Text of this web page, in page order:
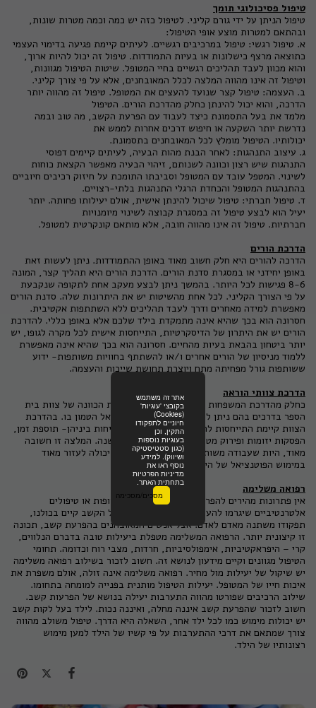
מסכים/מסכימה
אתר זה משתמש
בקובצי 'עוגיות'
(Cookies)
חיוניים לתפקודו
התקין, וכן
בעוגיות נוספות
(כגון סטטיסטיקה
ושיווק). למידע
נוסף ראו את
מדיניות הפרטיות
בתחתית האתר.
טיפול פסיכולוגי תומך
טיפול הניתן על ידי גורם קליני. לטיפול כזה יש כמה וכמה מטרות שונות,
ובהתאם למטרות מוצע אופי הטיפול:
א. טיפול רגשי: טיפול במרכיבים רגשיים. לעיתים קיימת פגיעה בדימוי העצמי
כתוצאה מרצף כישלונות או בעיות התמודדות. טיפול זה יכול להיות ארוך,
והוא מכוון לעבד תהליכים רגשיים בחיי המטופל. שיטות הטיפול מגוונות,
וטיפול זה אינו מהווה המלצה לכלל המאובחנים, אלא על פי צורך קליני.
ב. העצמה: טיפול קצר שנועד להעצים את המטופל. טיפול זה מהווה יותר
הדרכה, והוא יכול להינתן כחלק מהדרכת הורים. הטיפול
מלמד את בעל התסמונת כיצד לעבוד עם הפרעת הקשב, מה טוב ובמה
נדרשת יותר השקעה או חיפוש דרכים אחרות לממש את
יכולותיו. הטיפול מומלץ לכל המאובחנים בתסמונת.
ג. עיצוב התנהגות: לאחר הבנת מהות הבעיה, לעיתים קיימים דפוסי
התנהגות שיש רצון וכוונה לשנותם, זיהוי הבעיה מאפשר הקצאת כוחות
לשינוי. המטפל עובד עם המטופל וסביבתו התומכת על חיזוק רכיבים חיוביים
בהתנהגות המטופל והכחדת הרגלי התנהגות בלתי-רצויים.
ד. טיפול חברתי: טיפול שיכול להינתן אישית, אולם יעילותו פחותה. יותר
יעיל הוא לבצע טיפול זה במסגרת קבוצה לשינוי מיומנויות
חברתיות. טיפול זה אינו מהווה חובה, אלא מותאם קונקרטית למטופל.
הדרכת הורים
הדרכה להורים היא חלק חשוב מאוד באופן ההתמודדות. ניתן לעשות זאת
באופן יחידני או במסגרת סדנת הורים. הדרכת הורים היא תהליך קצר, המונה
8-6 פגישות לכל היותר. בהמשך ניתן לבצע מעקב אחת לתקופה שנקבעת
על פי הצורך הקליני. לכל אחת מהשיטות יש את היתרונות שלה. סדנת הורים
מאפשרת למידה מאחרים ודרך לעבד תהליכים ללא השתתפות אקטיבית.
חסרונה הוא בכך שהיא אינה מתמקדת בילד שלכם אלא באופן כללי. להדרכת
הורים יש את היתרון של הדיסקרטיות, התייחסות אישית לכל מקרה לגופו, יש
יותר ביטחון בהבאת בעיות מהחיים. חסרונה הוא בכך שהיא אינה מאפשרת
ללמוד מניסיון של הורים אחרים ו/או להשתתף בחוויות משותפות- ידוע
ששותפות גורל מפחיתה מתח ויוצרת תחושת שייכות והעצמה.
הדרכת צוותי הוראה
כחלק מהדרכת המשפחות ועיצוב ההתנהגות נדרשת הכוונה של צוות בית
הספר בדרכים בהם ניתן להפיק מהילד את הפוטנציאל הטמון בו. בהדרכת
הצוות קיימת התייחסות להתאמות קליניות, שהשכיחות ביניהן- תוספת זמן,
הפסקות יזומות ופירוק מטלות מורכבות למטלות משנה. המלצה זו חשובה
מאוד, היות שעבודה משותפת הורים-מורים-והילד יכולה לעזור מאוד
במימוש הפוטנציאל של הילד.
רפואה משלימה
אין פתרונות מהירים להפרעות קשב ולא קיימות תרופות או טיפולים
אלטרנטיביים שיגרמו להעלמות הבעיה - הרכיב של הקשב קיים בכולנו,
תפקודו משתנה מאדם לאדם. אצל אנשים המאובחנים בהפרעת קשב, תכונה
זו קיצונית יותר. הרפואה המשלימה מטפלת ביעילות טובה בדברם הנלווים,
קרי – היפראקטיביות, אימפולסיביות, חרדות, מצבי רוח וכדומה. תחומי
הטיפול מגוונים וקיים מידעון לנושא זה. חשוב לזכור בשילוב רפואה משלימה
יש שיקול של יעילות מול מחיר. רפואה משלימה אינה זולה, אולם משפרת את
איכות חייו של המטופל. יעילות הטיפול מותנית בפנייה למומחה בתחומו.
שילוב הרכיבים שפורטו מהווה התערבות יעילה בנושא של הפרעות קשב.
חשוב לזכור שהפרעת קשב איננה מחלה, ואיננה נכות. לילד בעל לקות קשב
יש יכולות מימוש כמו לכל ילד אחר, השאלה היא הדרך. טיפול משולב מהווה
צורך שמתאם את דרכי ההתערבות על פי קשיו של הילד למען מימוש
רצונותיו של הילד.